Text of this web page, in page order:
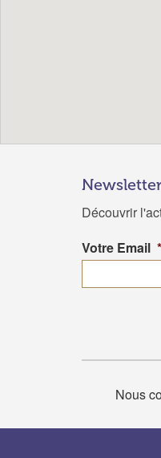
Découvrir
Votre Email *
Nous